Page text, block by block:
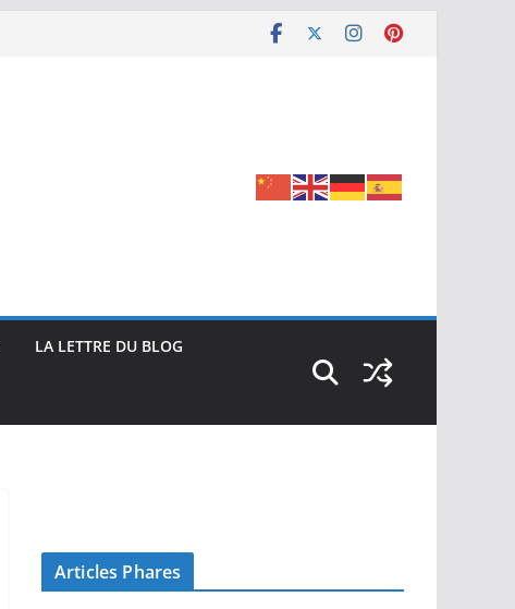
LA LETTRE DU BLOG
Articles Phares